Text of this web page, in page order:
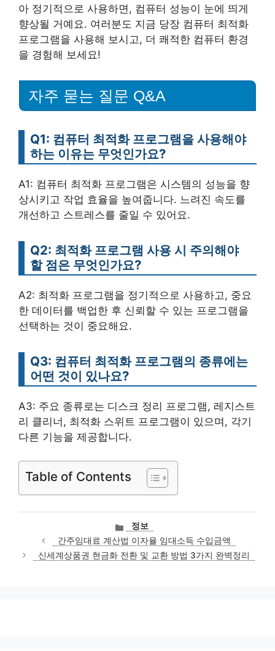
아 정기적으로 사용하면, 컴퓨터 성능이 눈에 띄게
향상될 거예요. 여러분도 지금 당장 컴퓨터 최적화
프로그램을 사용해 보시고, 더 쾌적한 컴퓨터 환경
을 경험해 보세요!
자주 묻는 질문 Q&A
Q1: 컴퓨터 최적화 프로그램을 사용해야
하는 이유는 무엇인가요?
A1: 컴퓨터 최적화 프로그램은 시스템의 성능을 향
상시키고 작업 효율을 높여줍니다. 느려진 속도를
개선하고 스트레스를 줄일 수 있어요.
Q2: 최적화 프로그램 사용 시 주의해야
할 점은 무엇인가요?
A2: 최적화 프로그램을 정기적으로 사용하고, 중요
한 데이터를 백업한 후 신뢰할 수 있는 프로그램을
선택하는 것이 중요해요.
Q3: 컴퓨터 최적화 프로그램의 종류에는
어떤 것이 있나요?
A3: 주요 종류로는 디스크 정리 프로그램, 레지스트
리 클리너, 최적화 스위트 프로그램이 있으며, 각기
다른 기능을 제공합니다.
Table of Contents
카
테
고
리
정보
간주임대료 계산법 이자율 임대소득 수입금액
신세계상품권 현금화 전환 및 교환 방법 3가지 완벽정리